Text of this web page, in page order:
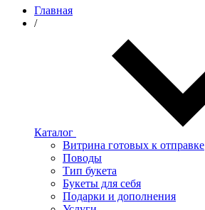
Главная
/
Каталог
Витрина готовых к отправке
Поводы
Тип букета
Букеты для себя
Подарки и дополнения